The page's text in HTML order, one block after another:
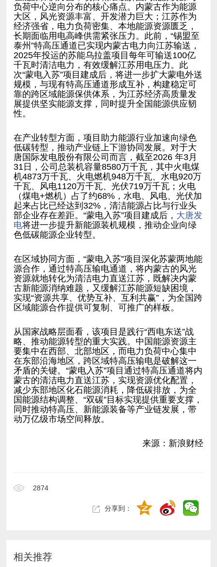
性。
部企业存在差距。“蒙电入苏”项目建成后，
电
色低碳能源企业转型。
区域能源合作提供可复制、可推广的样板。
动万亿级市场空间释放。
来源：新浪财经
2874
分享到：
相关推荐